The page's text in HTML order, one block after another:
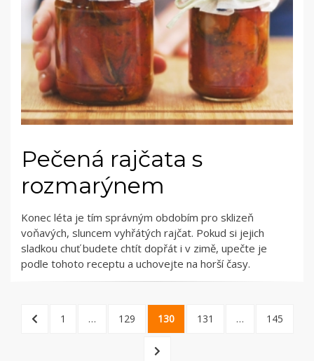
Pečená rajčata s
rozmarýnem
Konec léta je tím správným obdobím pro sklizeň
voňavých, sluncem vyhřátých rajčat. Pokud si jejich
sladkou chuť budete chtít dopřát i v zimě, upečte je
podle tohoto receptu a uchovejte na horší časy.
Stránkování
PREVIOUS
PAGE
1 … PAGE
129 PAGE
130 PAGE
131 … PAGE
145
NEXT